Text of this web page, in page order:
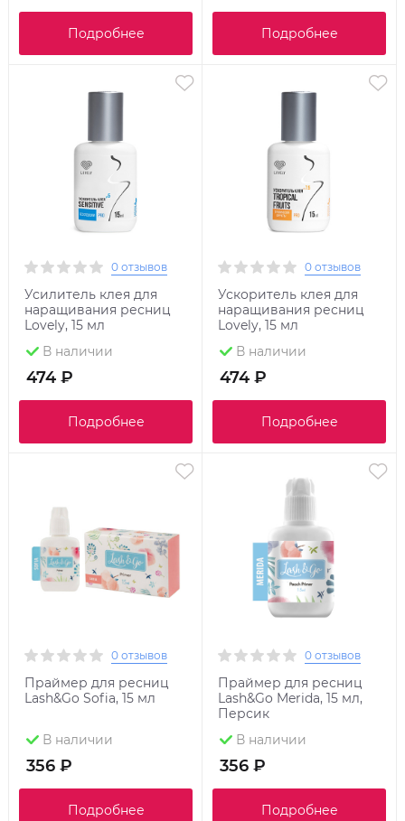
Подробнее Подробнее
0 отзывов
Усилитель клея для
наращивания ресниц
Lovely, 15 мл
В наличии
474 ₽
Подробнее
0 отзывов
Ускоритель клея для
наращивания ресниц
Lovely, 15 мл
В наличии
474 ₽
Подробнее
0 отзывов
Праймер для ресниц
Lash&Go Sofia, 15 мл
В наличии
356 ₽
Подробнее
0 отзывов
Праймер для ресниц
Lash&Go Merida, 15 мл,
Персик
В наличии
356 ₽
Подробнее